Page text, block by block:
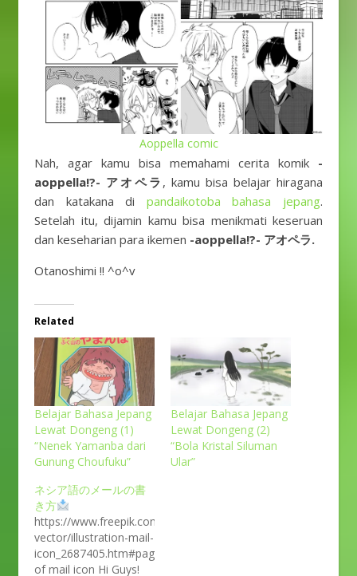
Aoppella comic
Nah, agar kamu bisa memahami cerita komik -
aoppella!?- アオペラ , kamu bisa belajar hiragana
dan katakana di pandaikotoba bahasa jepang.
Setelah itu, dijamin kamu bisa menikmati keseruan
dan keseharian para ikemen -aoppella!?- アオペラ.
Otanoshimi !! ^o^v
Related
Belajar Bahasa Jepang
Lewat Dongeng (1)
“Nenek Yamanba dari
Gunung Choufuku”
Belajar Bahasa Jepang
Lewat Dongeng (2)
“Bola Kristal Siluman
Ular”
ネシア語のメールの書
き方
https://www.freepik.com/free-
vector/illustration-mail-
of mail icon Hi Guys!